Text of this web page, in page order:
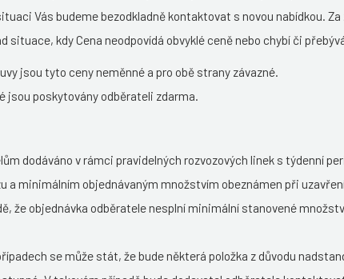
Vás budeme bezodkladně kontaktovat s novou nabídkou. Za
situace, kdy Cena neodpovídá obvyklé ceně nebo chybí či
jsou tyto ceny neměnné a pro obě strany závazné.
jsou poskytovány odběrateli zdarma.
dodáváno v rámci pravidelných rozvozových linek s týdenní
a minimálním objednávaným množstvím obeznámen při
že objednávka odběratele nesplní minimální stanovené
se může stát, že bude některá položka z důvodu